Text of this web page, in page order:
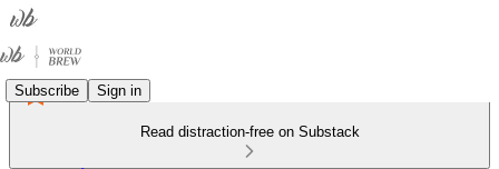
Subscribe Sign in
Read distraction-free on Substack